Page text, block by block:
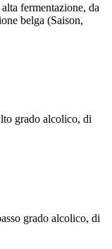
fermentazione, da
belga (Saison,
grado alcolico, di
grado alcolico, di